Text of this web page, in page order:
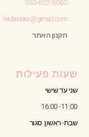
050-622-3060
leidaraka@gmail.com
תקנון האתר
שעות פעילות
שני עד שישי
11:00- 16:00
שבת- ראשון: סגור